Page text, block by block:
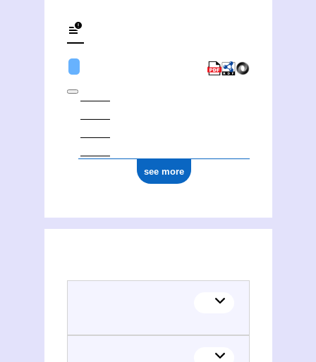
see more